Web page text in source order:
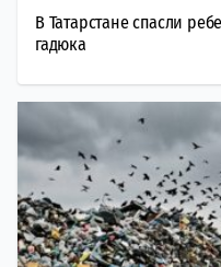
В Татарстане спасли
гадюка